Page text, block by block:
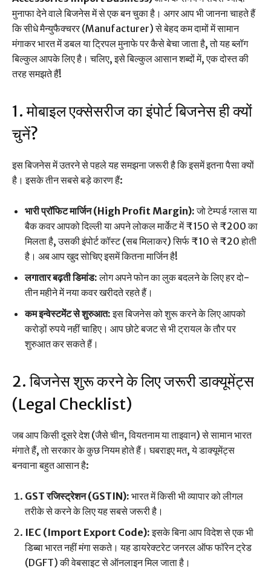
मुनाफा देने वाले बिजनेस में से एक बन चुका है। अगर आप भी जानना चाहते हैं
कि सीधे मैन्युफैक्चरर (Manufacturer) से बेहद कम दामों में सामान
मंगाकर भारत में डबल या ट्रिपल मुनाफे पर कैसे बेचा जाता है, तो यह ब्लॉग
बिल्कुल आपके लिए है। चलिए, इसे बिल्कुल आसान शब्दों में, एक दोस्त की
तरह समझते हैं!
1. मोबाइल एक्सेसरीज का इंपोर्ट बिजनेस ही क्यों
चुनें?
इस बिजनेस में उतरने से पहले यह समझना जरूरी है कि इसमें इतना पैसा क्यों
है। इसके तीन सबसे बड़े कारण हैं:
भारी प्रॉफिट मार्जिन (High Profit Margin):जो टेम्पर्ड ग्लास या
बैक कवर आपको दिल्ली या अपने लोकल मार्केट में ₹150 से ₹200 का
मिलता है, उसकी इंपोर्ट कॉस्ट (सब मिलाकर) सिर्फ ₹10 से ₹20 होती
है। अब आप खुद सोचिए इसमें कितना मार्जिन है!
लगातार बढ़ती डिमांड:लोग अपने फोन का लुक बदलने के लिए हर दो-
तीन महीने में नया कवर खरीदते रहते हैं।
कम इन्वेस्टमेंट से शुरुआत:इस बिजनेस को शुरू करने के लिए आपको
करोड़ों रुपये नहीं चाहिए। आप छोटे बजट से भी ट्रायल के तौर पर
शुरुआत कर सकते हैं।
2. बिजनेस शुरू करने के लिए जरूरी डाक्यूमेंट्स
(Legal Checklist)
जब आप किसी दूसरे देश (जैसे चीन, वियतनाम या ताइवान) से सामान भारत
मंगाते हैं, तो सरकार के कुछ नियम होते हैं। घबराइए मत, ये डाक्यूमेंट्स
बनवाना बहुत आसान है:
GST रजिस्ट्रेशन (GSTIN): भारत में किसी भी व्यापार को लीगल
तरीके से करने के लिए यह सबसे जरूरी है।
IEC (Import Export Code):इसके बिना आप विदेश से एक भी
डिब्बा भारत नहीं मंगा सकते। यह डायरेक्टरेट जनरल ऑफ फॉरेन ट्रेड
(DGFT) की वेबसाइट से ऑनलाइन मिल जाता है।